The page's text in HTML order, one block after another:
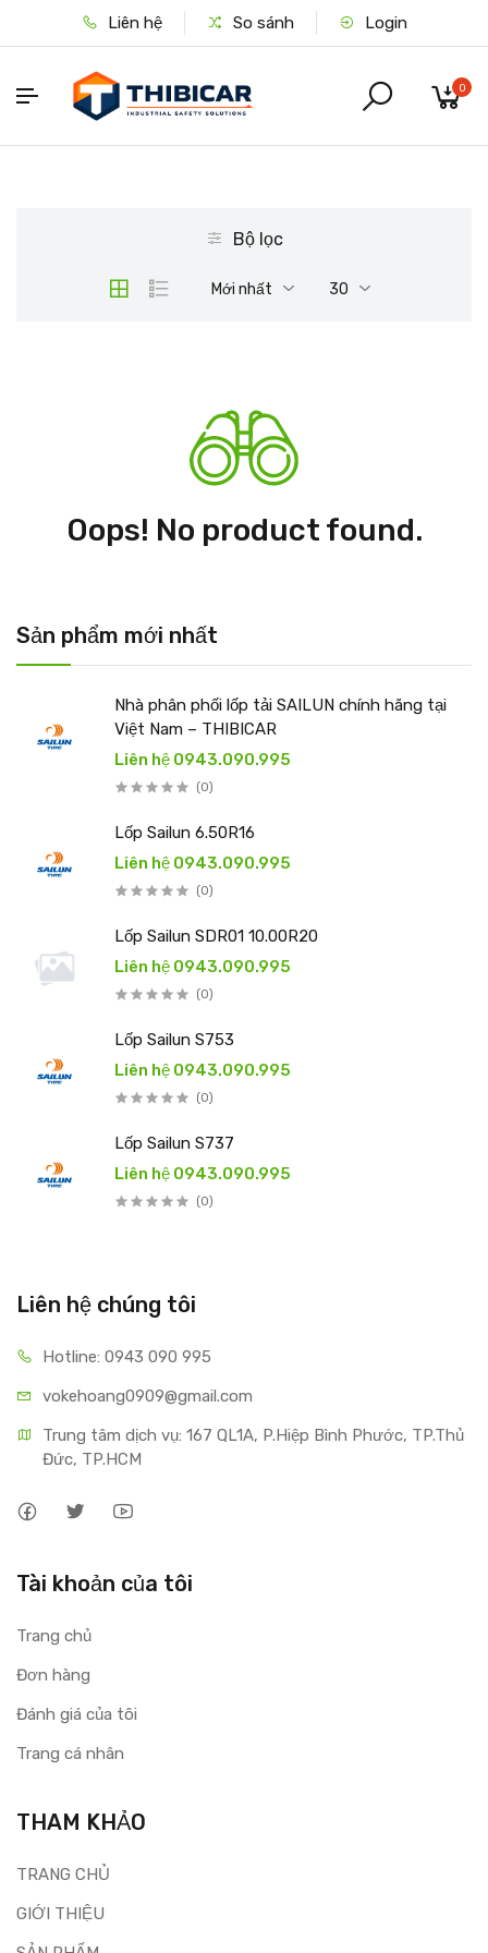
Liên hệ So sánh Login
0
Sản phẩm mới nhất
Nhà phân phối lốp tải SAILUN chính hãng tại
Việt Nam – THIBICAR
Liên hệ 0943.090.995
(0)
Lốp Sailun 6.50R16
Liên hệ 0943.090.995
(0)
Lốp Sailun SDR01 10.00R20
Liên hệ 0943.090.995
(0)
Lốp Sailun S753
Liên hệ 0943.090.995
(0)
Lốp Sailun S737
Liên hệ 0943.090.995
(0)
Bộ lọc
Mới nhất 30
Oops! No product found.
Liên hệ chúng tôi
Hotline: 0943 090 995
vokehoang0909@gmail.com
Trung tâm dịch vụ: 167 QL1A, P.Hiệp Bình Phước, TP.Thủ
Đức, TP.HCM
Tài khoản của tôi
Trang chủ
Đơn hàng
Đánh giá của tôi
Trang cá nhân
THAM KHẢO
TRANG CHỦ
GIỚI THIỆU